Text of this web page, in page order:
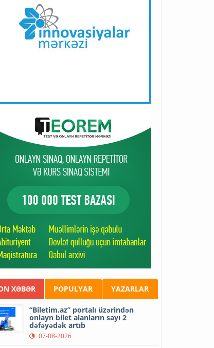
XƏBƏR POPULYAR YAZARLAR
“Biletim.az” portalı üzərindən
onlayn bilet alanların sayı 2
dəfəyədək artıb
07-08-2026